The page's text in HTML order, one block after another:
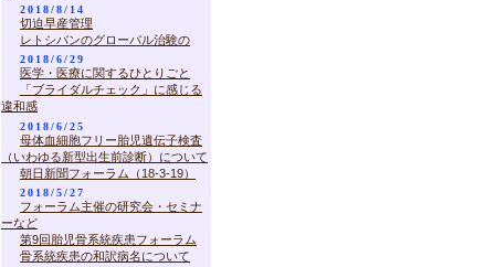
2018/8/14
切迫早産管理
レトシバンのグローバル治験の
2018/6/29
医学・医療に関するひとりごと
「ブライダルチェック」に感じる
違和感
2018/6/25
母体血細胞フリー胎児遺伝子検査
（いわゆる新型出生前診断）について
朝日新聞フォーラム（18-3-19）
2018/5/27
フォーラム主催の研究会・セミナ
ーなど
第9回胎児骨系統疾患フォーラム
骨系統疾患の和訳病名について